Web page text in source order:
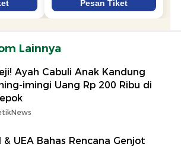
Lainnya
Ayah Cabuli Anak Kandung
imingi Uang Rp 200 Ribu di
& UEA Bahas Rencana Genjot